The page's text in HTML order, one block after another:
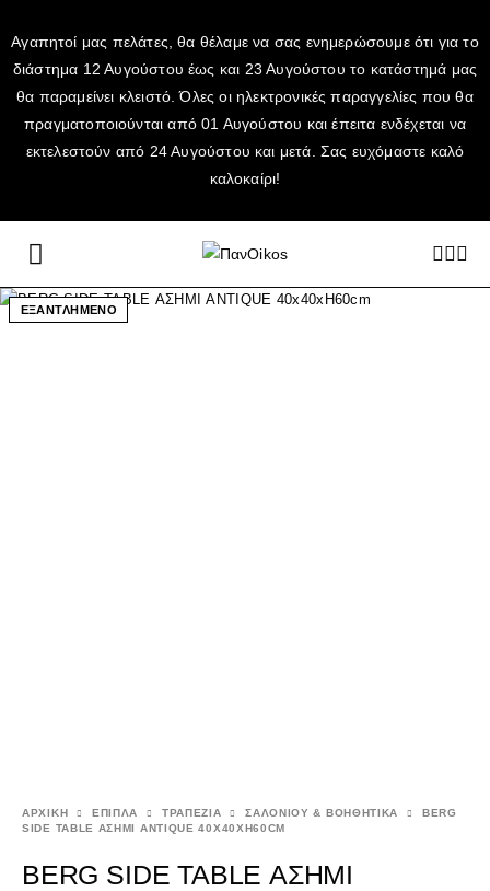
Αγαπητοί μας πελάτες, θα θέλαμε να σας ενημερώσουμε ότι για το
διάστημα 12 Αυγούστου έως και 23 Αυγούστου το κατάστημά μας
θα παραμείνει κλειστό. Όλες οι ηλεκτρονικές παραγγελίες που θα
πραγματοποιούνται από 01 Αυγούστου και έπειτα ενδέχεται να
εκτελεστούν από 24 Αυγούστου και μετά. Σας ευχόμαστε καλό
καλοκαίρι!
ΕΞΑΝΤΛΗΜΕΝΟ
ΑΡΧΙΚΉ ΕΠΙΠΛΑ ΤΡΑΠΕΖΙΑ ΣΑΛΟΝΙΟΥ & ΒΟΗΘΗΤΙΚΑ
BERG
SIDE TABLE ΑΣΗΜΙ ANTIQUE 40X40XH60CM
BERG SIDE TABLE ΑΣΗΜΙ